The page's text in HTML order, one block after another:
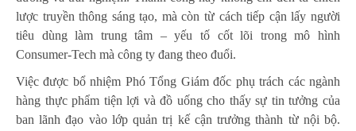
lược truyền thông sáng tạo, mà còn từ cách tiếp cận lấy người
tiêu dùng làm trung tâm – yếu tố cốt lõi trong mô hình
Consumer-Tech mà công ty đang theo đuổi.
Việc được bổ nhiệm Phó Tổng Giám đốc phụ trách các ngành
hàng thực phẩm tiện lợi và đồ uống cho thấy sự tin tưởng của
ban lãnh đạo vào lớp quản trị kế cận trưởng thành từ nội bộ.